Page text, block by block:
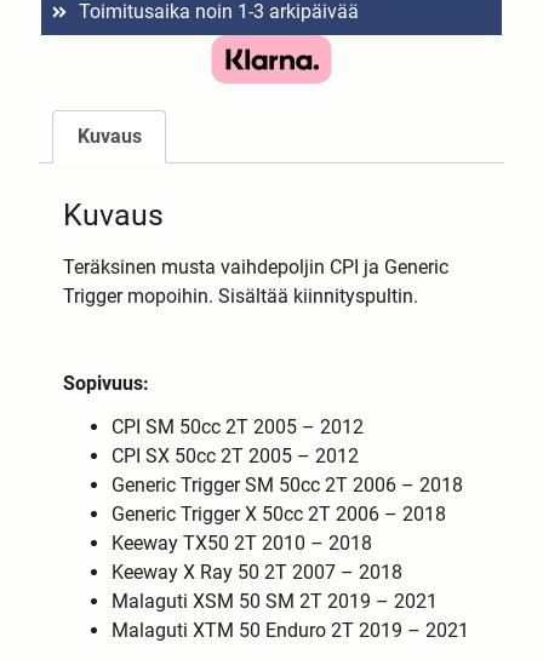
Toimitusaika noin 1-3 arkipäivää
Kuvaus
Kuvaus
Teräksinen musta vaihdepoljin CPI ja Generic
Trigger mopoihin. Sisältää kiinnityspultin.
Sopivuus:
CPI SM 50cc 2T 2005 – 2012
CPI SX 50cc 2T 2005 – 2012
Generic Trigger SM 50cc 2T 2006 – 2018
Generic Trigger X 50cc 2T 2006 – 2018
Keeway TX50 2T 2010 – 2018
Keeway X Ray 50 2T 2007 – 2018
Malaguti XSM 50 SM 2T 2019 – 2021
Malaguti XTM 50 Enduro 2T 2019 – 2021